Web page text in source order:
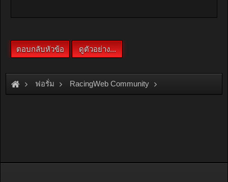
ฟอรั่ม RacingWeb Community